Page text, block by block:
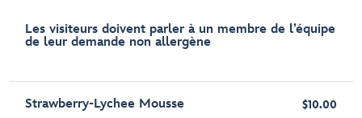
Les visiteurs doivent parler à un membre de l’équipe
de leur demande non allergène
Strawberry-Lychee Mousse $10.00